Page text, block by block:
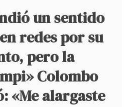
un sentido
redes por su
pero la
Colombo
«Me alargaste